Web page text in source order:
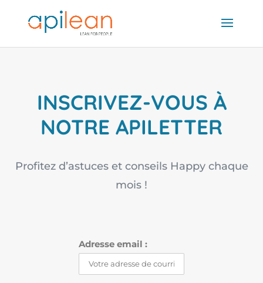
INSCRIVEZ-VOUS À
NOTRE APILETTER
Profitez d’astuces et conseils Happy chaque
mois !
Adresse email :